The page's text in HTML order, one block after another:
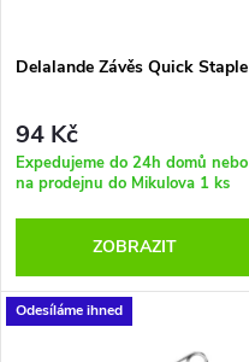
p
r
o
d
u
s
p
r
o
d
Delalande Závěs Quick Staple
94 Kč
Expedujeme do 24h domů nebo
na prodejnu do Mikulova 1 ks
ZOBRAZIT
Odesíláme ihned